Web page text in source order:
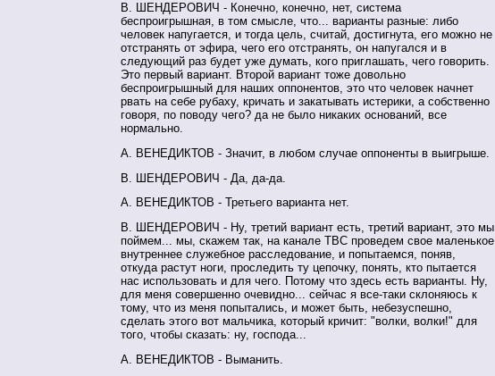
В. ШЕНДЕРОВИЧ - Конечно, конечно, нет, система
беспроигрышная, в том смысле, что... варианты разные: либо
человек напугается, и тогда цель, считай, достигнута, его можно не
отстранять от эфира, чего его отстранять, он напугался и в
следующий раз будет уже думать, кого приглашать, чего говорить.
Это первый вариант. Второй вариант тоже довольно
беспроигрышный для наших оппонентов, это что человек начнет
рвать на себе рубаху, кричать и закатывать истерики, а собственно
говоря, по поводу чего? да не было никаких оснований, все
нормально.
А. ВЕНЕДИКТОВ - Значит, в любом случае оппоненты в выигрыше.
В. ШЕНДЕРОВИЧ - Да, да-да.
А. ВЕНЕДИКТОВ - Третьего варианта нет.
В. ШЕНДЕРОВИЧ - Ну, третий вариант есть, третий вариант, это мы
поймем... мы, скажем так, на канале ТВС проведем свое маленькое
внутреннее служебное расследование, и попытаемся, поняв,
откуда растут ноги, проследить ту цепочку, понять, кто пытается
нас использовать и для чего. Потому что здесь есть варианты. Ну,
для меня совершенно очевидно... сейчас я все-таки склоняюсь к
тому, что из меня попытались, и может быть, небезуспешно,
сделать этого вот мальчика, который кричит: "волки, волки!" для
того, чтобы сказать: ну, господа...
А. ВЕНЕДИКТОВ - Выманить.